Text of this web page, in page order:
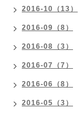
2016-10（13）
2016-09（8）
2016-08（3）
2016-07（7）
2016-06（8）
2016-05（3）